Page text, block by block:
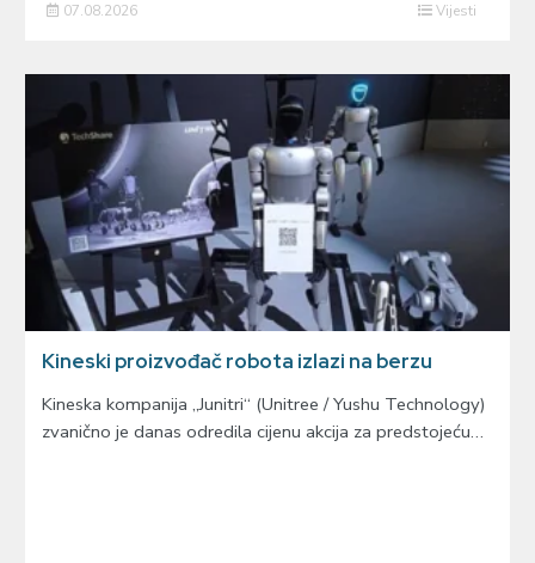
07.08.2026 Vijesti
Kineski proizvođač robota izlazi na berzu
Kineska kompanija „Junitri“ (Unitree / Yushu Technology)
zvanično je danas odredila cijenu akcija za predstojeću…